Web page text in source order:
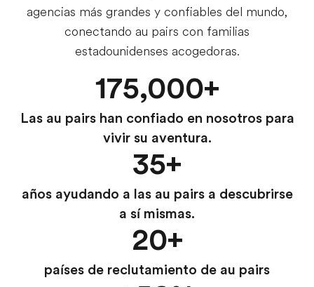
agencias más grandes y confiables del mundo,
conectando au pairs con familias
estadounidenses acogedoras.
175,000+
Las au pairs han confiado en nosotros para
vivir su aventura.
35+
años ayudando a las au pairs a descubrirse
a sí mismas.
20+
países de reclutamiento de au pairs